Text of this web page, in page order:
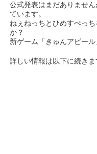
公式発表はまだありませ
ています。
ねぇねっちとひめすぺっ
か？
新ゲーム「きゅんアピール
詳しい情報は以下に続きま